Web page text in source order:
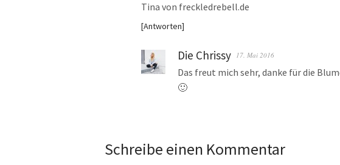
Tina von freckledrebell.de
Antworten
Die Chrissy 17. Mai 2016
Das freut mich sehr, danke für die
🙂
Schreibe einen Kommentar